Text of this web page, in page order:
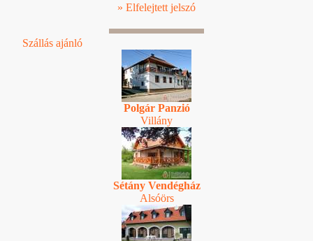
» Elfelejtett jelszó
Szállás ajánló
Polgár Panzió
Villány
Sétány Vendégház
Alsóörs